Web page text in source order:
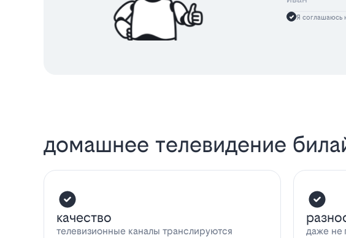
Я соглашаюсь
домашнее телевидение
качество
телевизионные каналы транслируются
даже не